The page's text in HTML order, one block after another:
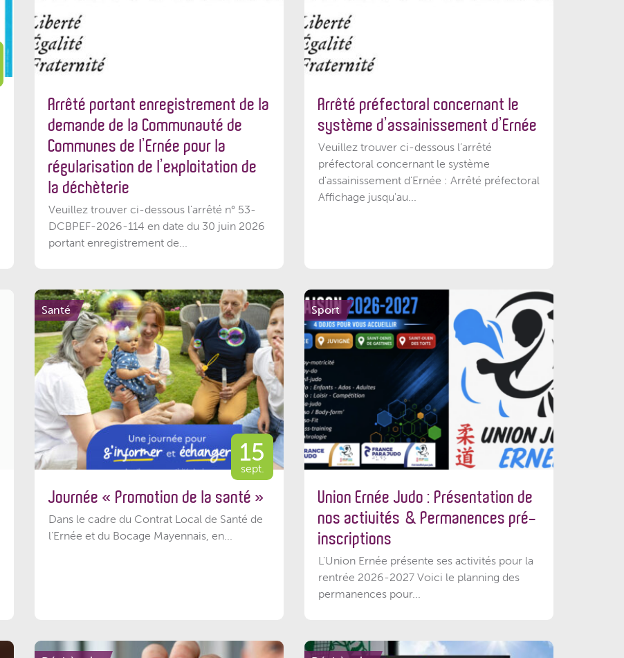
Arrêté portant enregistrement de la
demande de la Communauté de
Communes de l’Ernée pour la
régularisation de l’exploitation de
la déchèterie
Veuillez trouver ci-dessous l'arrêté n° 53-
DCBPEF-2026-114 en date du 30 juin 2026
portant enregistrement de...
Arrêté préfectoral concernant le
système d’assainissement d’Ernée
Veuillez trouver ci-dessous l’arrêté
préfectoral concernant le système
d'assainissement d'Ernée : Arrêté préfectoral
Affichage jusqu'au...
Santé
15
sept.
Journée « Promotion de la santé »
Dans le cadre du Contrat Local de Santé de
l’Ernée et du Bocage Mayennais, en...
Sport
Union Ernée Judo : Présentation de
nos activités & Permanences pré-
inscriptions
L'Union Ernée présente ses activités pour la
rentrée 2026-2027 Voici le planning des
permanences pour...